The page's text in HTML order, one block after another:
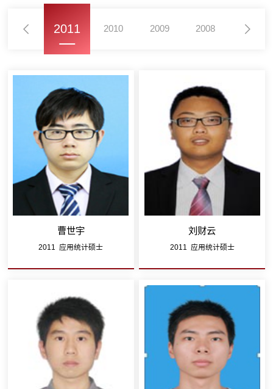
2011 2010 2009 2008 2007
曹世宇
2011 应用统计硕士
刘财云
2011 应用统计硕士